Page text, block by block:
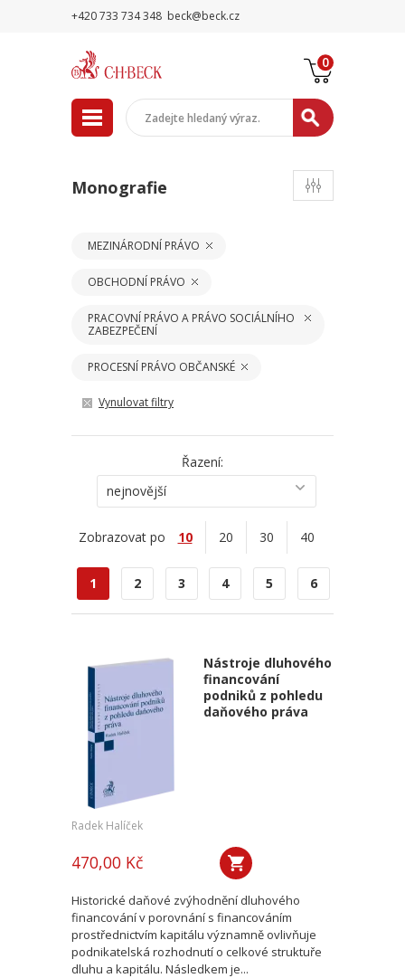
+420 733 734 348 beck@beck.cz
0
Monografie
MEZINÁRODNÍ PRÁVO
OBCHODNÍ PRÁVO
PRACOVNÍ PRÁVO A PRÁVO SOCIÁLNÍHO
ZABEZPEČENÍ
PROCESNÍ PRÁVO OBČANSKÉ
Vynulovat filtry
Řazení:
nejnovější
Zobrazovat po 10 20 30 40
1 2 3 4 5 6
Nástroje dluhového
financování
podniků z pohledu
daňového práva
Radek Halíček
470,00 Kč
Historické daňové zvýhodnění dluhového
financování v porovnání s financováním
prostřednictvím kapitálu významně ovlivňuje
podnikatelská rozhodnutí o celkové struktuře
dluhu a kapitálu. Následkem je...